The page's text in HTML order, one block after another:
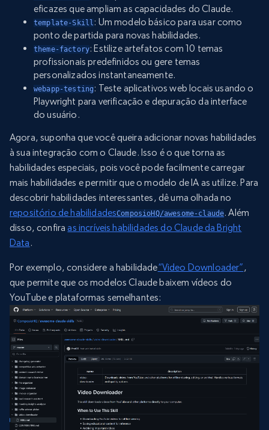
eficazes que ampliam as capacidades do Claude.
template-Skill : Um modelo básico para usar como
ponto de partida para novas habilidades.
theme-factory: Estilize artefatos com 10 temas
profissionais predefinidos ou gere temas
personalizados instantaneamente.
webapp-testing : Teste aplicativos web locais usando o
Playwright para verificação e depuração da interface
do usuário.
Agora, suponha que você queira adicionar novas habilidades
à sua integração com o Claude. Isso é o que torna as
habilidades especiais, pois você pode facilmente carregar
mais habilidades e permitir que o modelo de IA as utilize. Para
descobrir habilidades interessantes, dê uma olhada no
repositório de habilidadesComposioHQ/awesome-claude. Além
disso, confiraas incríveis habilidades do Claude da Bright
Data .
Por exemplo, considere a habilidade“Video Downloader” ,
que permite que os modelos Claude baixem vídeos do
YouTube e plataformas semelhantes: